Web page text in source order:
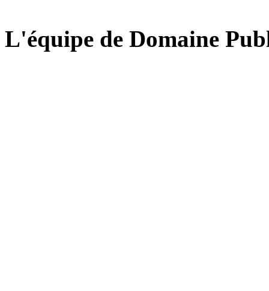
L'équipe de Domaine